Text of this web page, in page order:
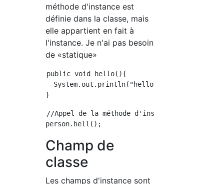
méthode d'instance est
définie dans la classe, mais
elle appartient en fait à
l'instance. Je n'ai pas besoin
de «statique»
public void hello(){
  System.out.println("hello");
//Appel de la méthode d'instance
Champ de
classe
Les champs d'instance sont